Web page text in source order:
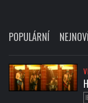
POPULÁRNÍ